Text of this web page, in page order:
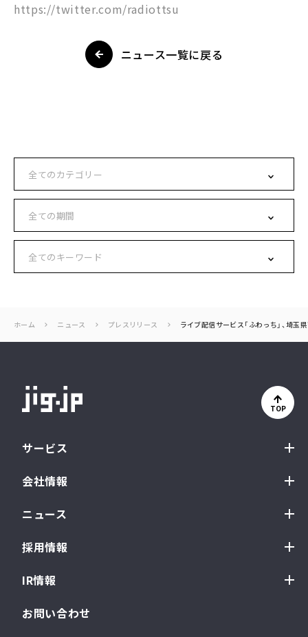
https://twitter.com/radiottsu
ニュース一覧に戻る
ホーム ニュース プレスリリース ライブ配信サービス「ふわっち」、埼
サービス
会社情報
ニュース
採用情報
IR情報
お問い合わせ
TOP